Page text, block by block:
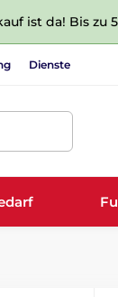
ist da! Bis zu
Dienste